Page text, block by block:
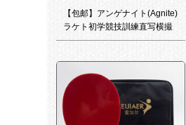
【包邮】アンゲナイト(Agnite)
ラケト初学競技訓練直写横撮
り一眼レフ両面反膠アローク